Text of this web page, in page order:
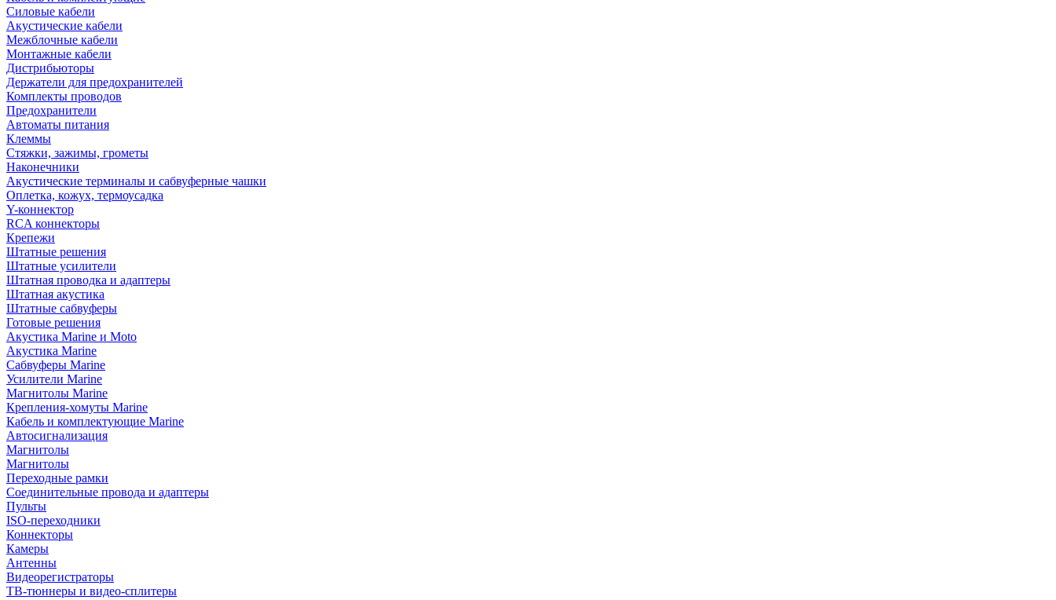
Силовые кабели
Акустические кабели
Межблочные кабели
Монтажные кабели
Дистрибьюторы
Держатели для предохранителей
Комплекты проводов
Предохранители
Автоматы питания
Клеммы
Стяжки, зажимы, грометы
Наконечники
Акустические терминалы и сабвуферные чашки
Оплетка, кожух, термоусадка
Y-коннектор
RCA коннекторы
Крепежи
Штатные решения
Штатные усилители
Штатная проводка и адаптеры
Штатная акустика
Штатные сабвуферы
Готовые решения
Акустика Marine и Moto
Акустика Marine
Сабвуферы Marine
Усилители Marine
Магнитолы Marine
Крепления-хомуты Marine
Кабель и комплектующие Marine
Автосигнализация
Магнитолы
Магнитолы
Переходные рамки
Соединительные провода и адаптеры
Пульты
ISO-переходники
Коннекторы
Камеры
Антенны
Видеорегистраторы
ТВ-тюннеры и видео-сплитеры